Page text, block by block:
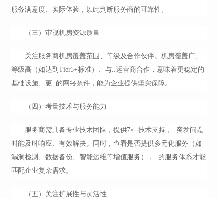
服务满意度、实际体验，以此判断服务商的可靠性。
（三）审视机房资源质量
关注服务商机房覆盖范围、等级及合作伙伴。机房覆盖广、
等级高（如达到Tier3+标准）、与..运营商合作，意味着更稳定的
基础设施、更..的网络条件，能为企业提供坚实保障。
（四）考量技术与服务能力
服务商需具备专业技术团队，提供7×..技术支持，..突发问题
时能及时响应、有效解决。同时，查看是否提供多元化服务（如
漏洞检测、数据备份、智能运维等增值服务），..的服务体系才能
匹配企业复杂需求。
（五）关注扩展性与灵活性